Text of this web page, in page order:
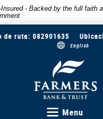
Insured - Backed by the full faith
de ruta: 082901635
English
Farmers
Bank
&
Trust
Menu